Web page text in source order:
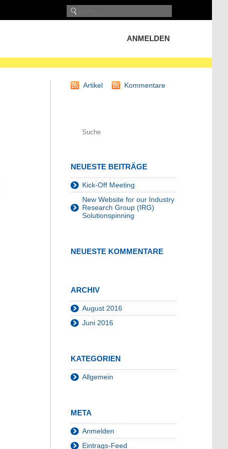
ANMELDEN
Artikel Kommentare
NEUESTE BEITRÄGE
Kick-Off Meeting
New Website for our Industry
Research Group (IRG)
Solutionspinning
NEUESTE KOMMENTARE
ARCHIV
August 2016
Juni 2016
KATEGORIEN
Allgemein
META
Anmelden
Eintrags-Feed